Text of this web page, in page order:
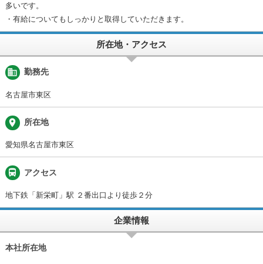
多いです。
・有給についてもしっかりと取得していただきます。
所在地・アクセス
business 勤務先
名古屋市東区
place 所在地
愛知県名古屋市東区
directions_bus アクセス
地下鉄「新栄町」駅 ２番出口より徒歩２分
企業情報
本社所在地